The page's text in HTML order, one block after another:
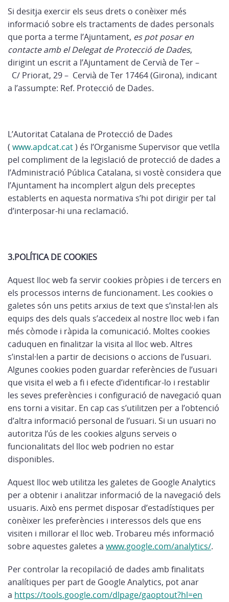
Si desitja exercir els seus drets o conèixer més
informació sobre els tractaments de dades personals
que porta a terme l’Ajuntament, es pot posar en
contacte amb el Delegat de Protecció de Dades,
dirigint un escrit a l’Ajuntament de Cervià de Ter –
C/ Priorat, 29– Cervià de Ter 17464(Girona), indicant
a l’assumpte: Ref. Protecció de Dades.
L’Autoritat Catalana de Protecció de Dades
( www.apdcat.cat) és l’Organisme Supervisor que vetlla
pel compliment de la legislació de protecció de dades a
l’Administració Pública Catalana, si vostè considera que
l’Ajuntament ha incomplert algun dels preceptes
establerts en aquesta normativa s’hi pot dirigir per tal
d’interposar-hi una reclamació.
3.POLÍTICA DE COOKIES
Aquest lloc web fa servir cookies pròpies i de tercers en
els processos interns de funcionament. Les cookies o
galetes són uns petits arxius de text que s’instal·len als
equips des dels quals s’accedeix al nostre lloc web i fan
més còmode i ràpida la comunicació. Moltes cookies
caduquen en finalitzar la visita al lloc web. Altres
s’instal·len a partir de decisions o accions de l’usuari.
Algunes cookies poden guardar referències de l’usuari
que visita el web a fi i efecte d’identificar-lo i restablir
les seves preferències i configuració de navegació quan
ens torni a visitar. En cap cas s’utilitzen per a l’obtenció
d’altra informació personal de l’usuari. Si un usuari no
autoritza l’ús de les cookies alguns serveis o
funcionalitats del lloc web podrien no estar
disponibles.
Aquest lloc web utilitza les galetes de Google Analytics
per a obtenir i analitzar informació de la navegació dels
usuaris. Això ens permet disposar d’estadístiques per
conèixer les preferències i interessos dels que ens
visiten i millorar el lloc web. Trobareu més informació
sobre aquestes galetes a www.google.com/analytics/.
Per controlar la recopilació de dades amb finalitats
analítiques per part de Google Analytics, pot anar
a https://tools.google.com/dlpage/gaoptout?hl=en